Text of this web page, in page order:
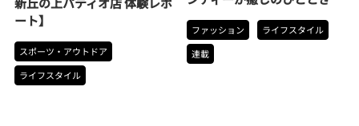
ート】
スポーツ・アウトドア
ライフスタイル
ファッション
ライフスタイル
連載